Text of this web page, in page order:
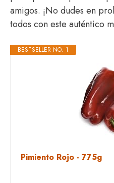
amigos. ¡No dudes en
todos con este auténtico
BESTSELLER NO. 1
Pimiento Rojo - 775g